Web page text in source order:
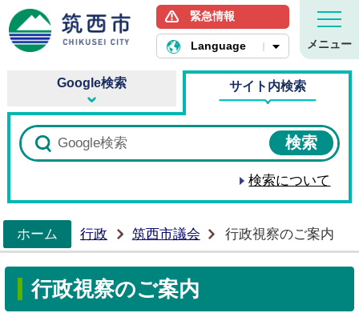
筑西市ホームページ
緊急情報
Language メニュー
Google検索 サイト内検索
検索について
ホーム
行政 筑西市議会 行政視察のご案内
行政視察のご案内